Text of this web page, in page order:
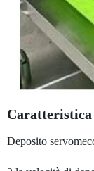
Caratteristica
Deposito